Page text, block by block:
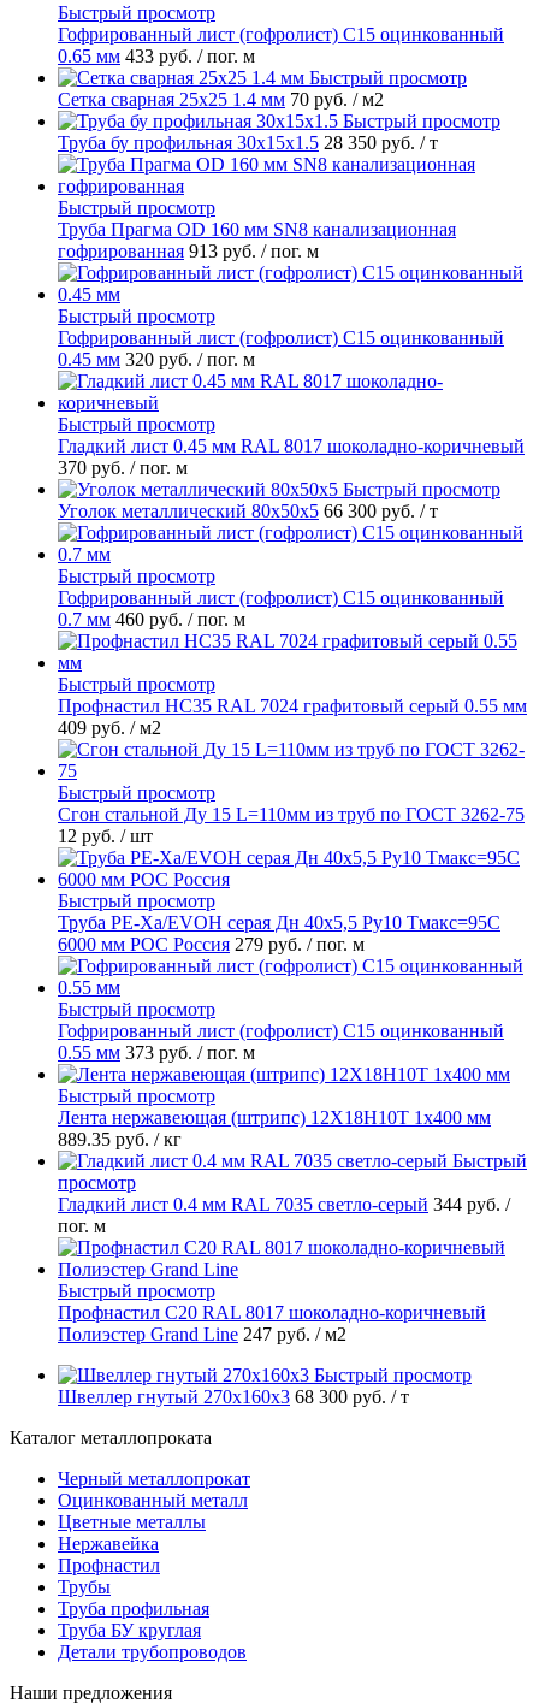
Быстрый просмотр
Гофрированный лист (гофролист) С15 оцинкованный
0.65 мм 433 руб. / пог. м
Быстрый просмотр
Сетка сварная 25х25 1.4 мм 70 руб. / м2
Быстрый просмотр
Труба бу профильная 30х15х1.5 28 350 руб. / т
Быстрый просмотр
Труба Прагма OD 160 мм SN8 канализационная
гофрированная 913 руб. / пог. м
Быстрый просмотр
Гофрированный лист (гофролист) С15 оцинкованный
0.45 мм 320 руб. / пог. м
Быстрый просмотр
Гладкий лист 0.45 мм RAL 8017 шоколадно-коричневый
370 руб. / пог. м
Быстрый просмотр
Уголок металлический 80х50х5 66 300 руб. / т
Быстрый просмотр
Гофрированный лист (гофролист) С15 оцинкованный
0.7 мм 460 руб. / пог. м
Быстрый просмотр
Профнастил НС35 RAL 7024 графитовый серый 0.55 мм
409 руб. / м2
Быстрый просмотр
Сгон стальной Ду 15 L=110мм из труб по ГОСТ 3262-75
12 руб. / шт
Быстрый просмотр
Труба PE-Xa/EVOH серая Дн 40х5,5 Ру10 Тмакс=95C
6000 мм РОС Россия 279 руб. / пог. м
Быстрый просмотр
Гофрированный лист (гофролист) С15 оцинкованный
0.55 мм 373 руб. / пог. м
Быстрый просмотр
Лента нержавеющая (штрипс) 12Х18Н10Т 1х400 мм
889.35 руб. / кг
Быстрый
просмотр
Гладкий лист 0.4 мм RAL 7035 светло-серый 344 руб. /
пог. м
Быстрый просмотр
Профнастил С20 RAL 8017 шоколадно-коричневый
Полиэстер Grand Line 247 руб. / м2
Быстрый просмотр
Швеллер гнутый 270х160х3 68 300 руб. / т
Каталог металлопроката
Черный металлопрокат
Оцинкованный металл
Цветные металлы
Нержавейка
Профнастил
Трубы
Труба профильная
Труба БУ круглая
Детали трубопроводов
Наши предложения